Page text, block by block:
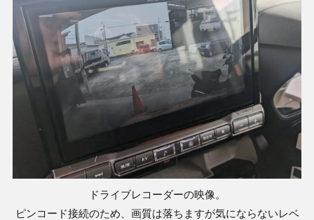
ドライブレコーダーの映像。
ピンコード接続のため、画質は落ちますが気にならないレベ